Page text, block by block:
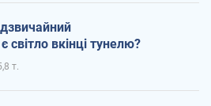
світло вкінці тунелю?
т.